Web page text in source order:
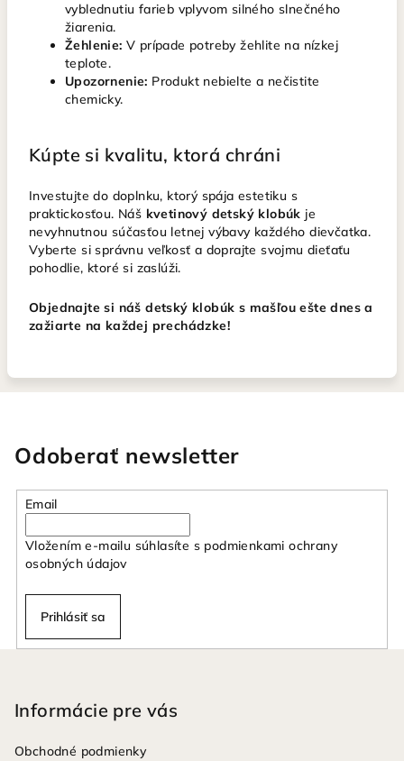
vyblednutiu farieb vplyvom silného slnečného
žiarenia.
Žehlenie: V prípade potreby žehlite na nízkej
teplote.
Upozornenie: Produkt nebielte a nečistite
chemicky.
Kúpte si kvalitu, ktorá chráni
Investujte do doplnku, ktorý spája estetiku s
praktickosťou. Náš kvetinový detský klobúk je
nevyhnutnou súčasťou letnej výbavy každého dievčatka.
Vyberte si správnu veľkosť a doprajte svojmu dieťaťu
pohodlie, ktoré si zaslúži.
Objednajte si náš detský klobúk s mašľou ešte dnes a
zažiarte na každej prechádzke!
Odoberať newsletter
Email
Vložením e-mailu súhlasíte s podmienkami ochrany
osobných údajov
Prihlásiť sa
Informácie pre vás
Obchodné podmienky